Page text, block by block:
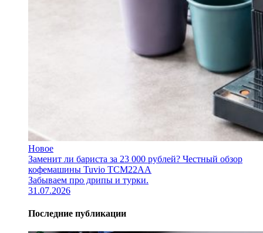
Новое
Заменит ли бариста за 23 000 рублей? Честный обзор
кофемашины Tuvio TCM22AA
Забываем про дрипы и турки.
31.07.2026
Последние публикации